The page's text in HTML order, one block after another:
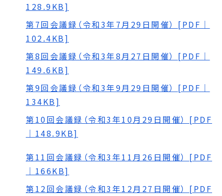
128.9KB]
第7回会議録（令和3年7月29日開催） [PDF｜
102.4KB]
第8回会議録（令和3年8月27日開催） [PDF｜
149.6KB]
第9回会議録（令和3年9月29日開催） [PDF｜
134KB]
第10回会議録（令和3年10月29日開催） [PDF
｜148.9KB]
第11回会議録（令和3年11月26日開催） [PDF
｜166KB]
第12回会議録（令和3年12月27日開催） [PDF